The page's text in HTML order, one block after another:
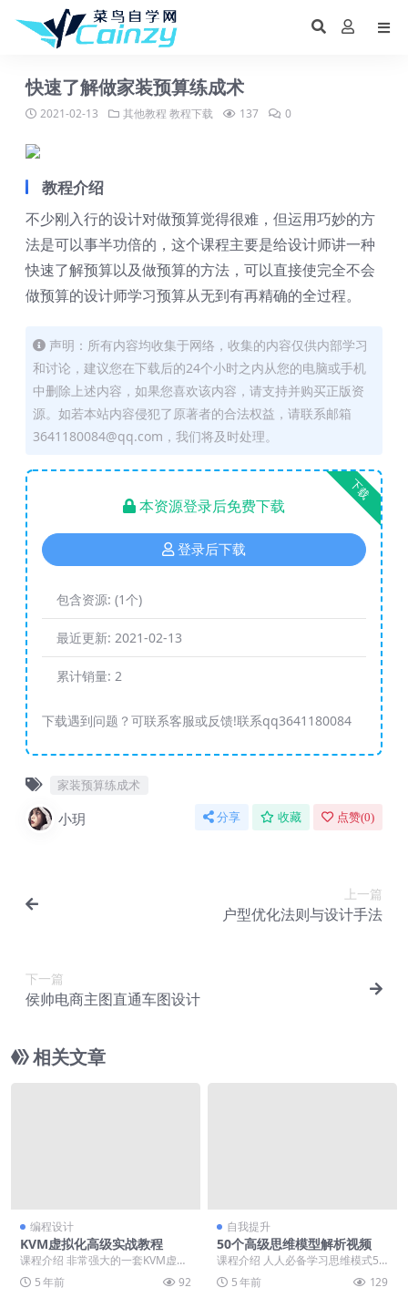
快速了解做家装预算练成术
2021-02-13 其他教程 教程下载 137 0
教程介绍
不少刚入行的设计对做预算觉得很难，但运用巧妙的方
法是可以事半功倍的，这个课程主要是给设计师讲一种
快速了解预算以及做预算的方法，可以直接使完全不会
做预算的设计师学习预算从无到有再精确的全过程。
声明：所有内容均收集于网络，收集的内容仅供内部学习
和讨论，建议您在下载后的24个小时之内从您的电脑或手机
中删除上述内容，如果您喜欢该内容，请支持并购买正版资
源。如若本站内容侵犯了原著者的合法权益，请联系邮箱
3641180084@qq.com，我们将及时处理。
下载
本资源登录后免费下载
登录后下载
包含资源: (1个)
最近更新: 2021-02-13
累计销量: 2
下载遇到问题？可联系客服或反馈!联系qq3641180084
家装预算练成术
小玥 分享 收藏 点赞(0)
上一篇
户型优化法则与设计手法
下一篇
侯帅电商主图直通车图设计
相关文章
编程设计
KVM虚拟化高级实战教程
课程介绍 非常强大的一套KVM虚拟
化高级实战课程，在KVM虚拟化领
域技术上有非常...
5 年前 92
自我提升
50个高级思维模型解析视频
课程介绍 人人必备学习思维模式50
个高级思维模型解析：掌握更多的
思维模型，会帮助...
5 年前 129